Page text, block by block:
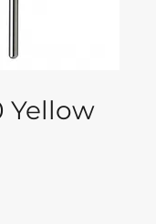
Yellow